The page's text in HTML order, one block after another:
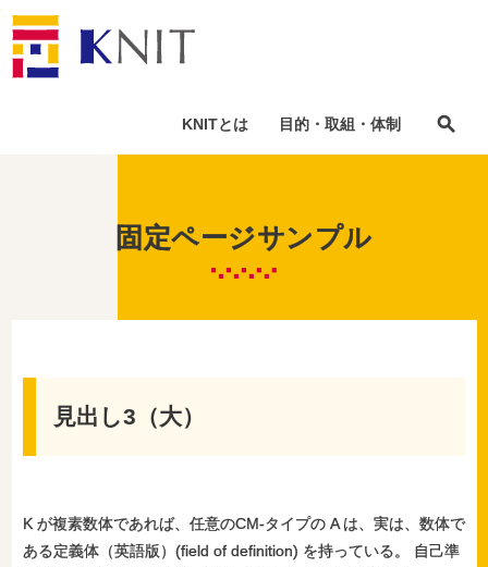
KNITとは 目的・ 取組 ・ 体制
固定ページサンプル
見出し3 （大）
K が複素数体であれば、任意のCM-タイプの A は、実は、数体で
ある定義体（英語版）(field of definition) を持っている。 自己準